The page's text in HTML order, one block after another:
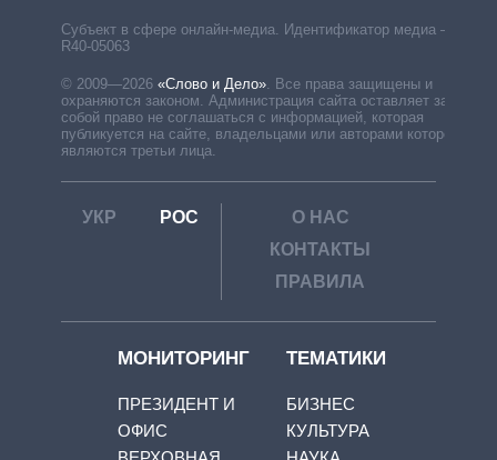
Субъект в сфере онлайн-медиа. Идентификатор медиа –
R40-05063
© 2009—2026 «Слово и Дело». Все права защищены и
охраняются законом. Администрация сайта оставляет за
собой право не соглашаться с информацией, которая
публикуется на сайте, владельцами или авторами которой
являются третьи лица.
УКР РОС
О НАС
КОНТАКТЫ
ПРАВИЛА
МОНИТОРИНГ
ПРЕЗИДЕНТ И
ОФИС
ТЕМАТИКИ
БИЗНЕС
КУЛЬТУРА